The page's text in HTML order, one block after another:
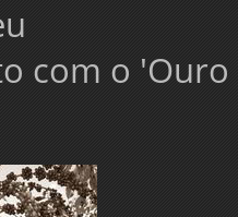
com o 'Ouro